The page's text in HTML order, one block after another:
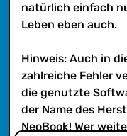
natürlich einfach
Leben eben auch.
Hinweis: Auch in
zahlreiche Fehler
die genutzte
der Name des
NeoBook! Wer